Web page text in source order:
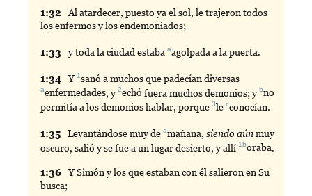
1:32 Alatardecer, puesto ya el sol, le trajeron todos
los enfermos y los endemoniados;
1:33 ytoda la ciudad estabaaagolpada a la puerta.
1:34 Y 1sanó a muchos que padecían diversas
aenfermedades, y2echó fuera muchos demonios; ybno
permitía a los demonios hablar, porque3le cconocían.
1:35 Levantándosemuy deamañana,siendo aúnmuy
oscuro, salió y se fue a un lugar desierto, y allí1boraba.
1:36 YSimón y los que estaban con él salieron en Su
busca;